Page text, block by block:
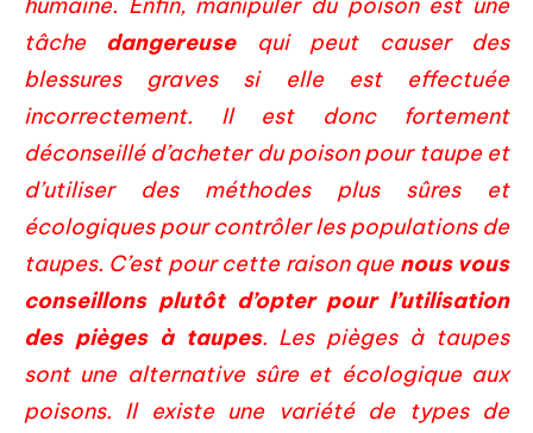
tâche dangereusequi peut causer des
blessures graves si elle est effectuée
incorrectement. Il est donc fortement
déconseillé d’acheter du poison pour taupe et
d’utiliser des méthodes plus sûres et
écologiques pour contrôler les populations de
taupes. C’est pour cette raison que nous vous
conseillons plutôt d’opter pour l’utilisation
des pièges à taupes. Les pièges à taupes
sont une alternative sûre et écologique aux
poisons. Il existe une variété de types de